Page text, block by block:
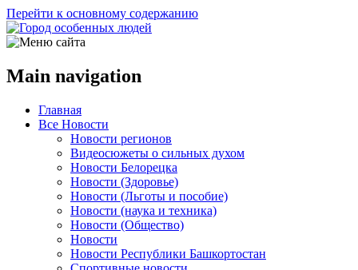
Перейти к основному содержанию
Main navigation
Главная
Все Новости
Новости регионов
Видеосюжеты о сильных духом
Новости Белорецка
Новости (Здоровье)
Новости (Льготы и пособие)
Новости (наука и техника)
Новости (Общество)
Новости
Новости Республики Башкортостан